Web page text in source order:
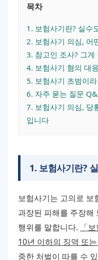
목차
1 . 보험사기란? 실수
2. 보험사기 의심, 어
3. 참고인 조사? 그
4. 보험사기 혐의 대
5. 보험사기 초범이
6. 자주 묻는 질문
7. 보험사기 의심, 당
입니다
1. 보험사기란?
보험사기는 고의로 보
과장된 피해를 주장해
행위를 말합니다.
「
10년 이하의 징역 또
중한 처벌이 따를 수